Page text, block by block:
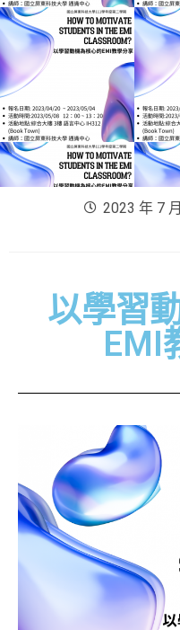
2023 年 7
以學習
EMI